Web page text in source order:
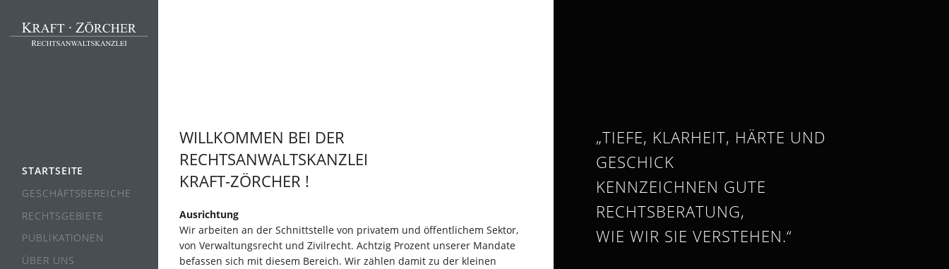
STARTSEITE
GESCHÄFTSBEREICHE
RECHTSGEBIETE
PUBLIKATIONEN
ÜBER UNS
WILLKOMMEN BEI DER
RECHTSANWALTSKANZLEI
KRAFT-ZÖRCHER !
Ausrichtung
Wir arbeiten an der Schnittstelle von privatem und öffentlichem Sektor,
von Verwaltungsrecht und Zivilrecht. Achtzig Prozent unserer Mandate
befassen sich mit diesem Bereich. Wir zählen damit zu der kleinen
„TIEFE, KLARHEIT, HÄRTE UND
GESCHICK
KENNZEICHNEN GUTE
RECHTSBERATUNG,
WIE WIR SIE VERSTEHEN.“